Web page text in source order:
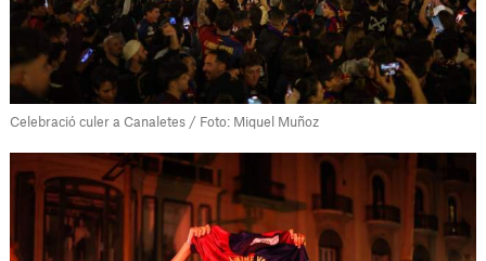
Celebració culer a Canaletes / Foto: Miquel Muñoz